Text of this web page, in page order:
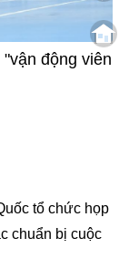
động viên
tổ chức họp
chuẩn bị cuộc